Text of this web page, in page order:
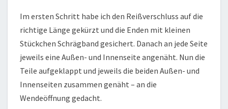
Im ersten Schritt habe ich den Reißverschluss auf die
richtige Länge gekürzt und die Enden mit kleinen
Stückchen Schrägband gesichert. Danach an jede Seite
jeweils eine Außen- und Innenseite angenäht. Nun die
Teile aufgeklappt und jeweils die beiden Außen- und
Innenseiten zusammen genäht – an die
Wendeöffnung gedacht.